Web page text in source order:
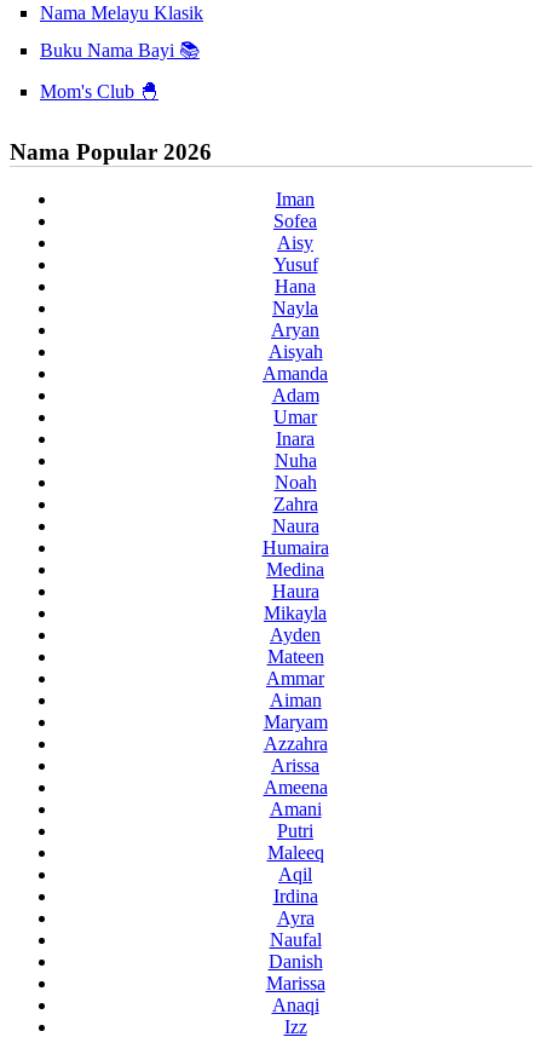
Nama Melayu Klasik
Buku Nama Bayi 📚
Mom's Club 🐣
Nama Popular 2026
Iman
Sofea
Aisy
Yusuf
Hana
Nayla
Aryan
Aisyah
Amanda
Adam
Umar
Inara
Nuha
Noah
Zahra
Naura
Humaira
Medina
Haura
Mikayla
Ayden
Mateen
Ammar
Aiman
Maryam
Azzahra
Arissa
Ameena
Amani
Putri
Maleeq
Aqil
Irdina
Ayra
Naufal
Danish
Marissa
Anaqi
Izz